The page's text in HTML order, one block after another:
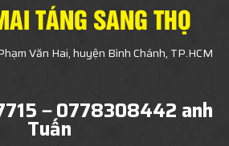
TÁNG SANG THỌ
Văn Hai, huyện Bình Chánh, TP.HCM
－0778308442 anh
Tuấn